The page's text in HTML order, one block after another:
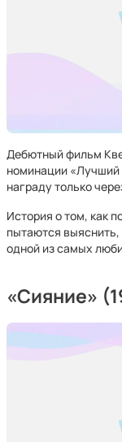
Дебютный фильм
номинации «Лучший
награду только
История о том, как
пытаются выяснить,
одной из самых
«Сияние»